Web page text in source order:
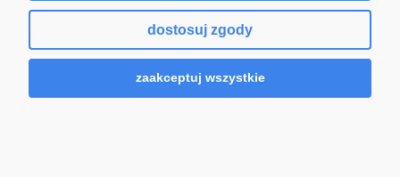
Sklep internetowy Shoper.pl
dostosuj zgody
zaakceptuj wszystkie